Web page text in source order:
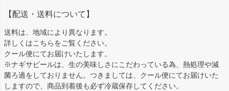
【配送・送料について】
送料は、地域により異なります。
詳しくはこちらをご覧ください。
クール便にてお届けいたします。
※ナギサビールは、生の美味しさにこだわっている為、熱処理や減
菌ろ過をしておりません。つきましては、クール便にてお届けいた
しますので、商品到着後も必ず冷蔵保存してください。